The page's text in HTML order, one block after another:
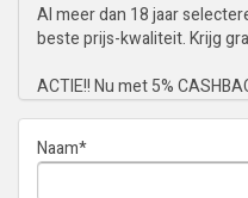
Al meer dan 18 jaar
beste prijs-kwaliteit. Krijg
ACTIE!! Nu met 5%
Naam*